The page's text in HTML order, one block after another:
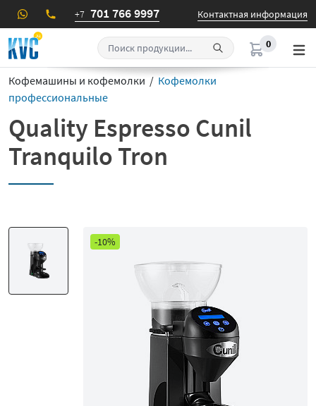
+7 701 766 9997 Контактная информация
0
Кофемашины и кофемолки / Кофемолки
профессиональные
Quality Espresso Cunil
Tranquilo Tron
-10%